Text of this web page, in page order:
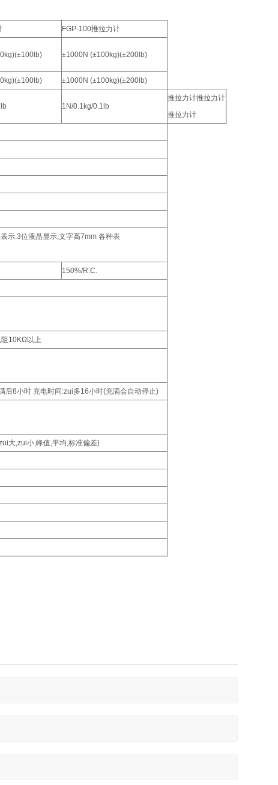
FGP-100推拉力计
±1000N (±100kg)(±200lb)
±1000N (±100kg)(±200lb)
1N/0.1kg/0.1lb
推拉力计推拉力计
推拉力计
示:3位液晶显示,文字高7mm 各种表
150%/R.C.
阻10KΩ以上
后8小时 充电时间:zui多16小时(充满会自动停止)
大,zui小,峰值,平均,标准偏差)